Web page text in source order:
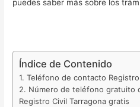
puedes saber más sobre los
Índice de Contenido
Teléfono de contacto
Número de teléfono gratuito
Registro Civil Tarragona gratis